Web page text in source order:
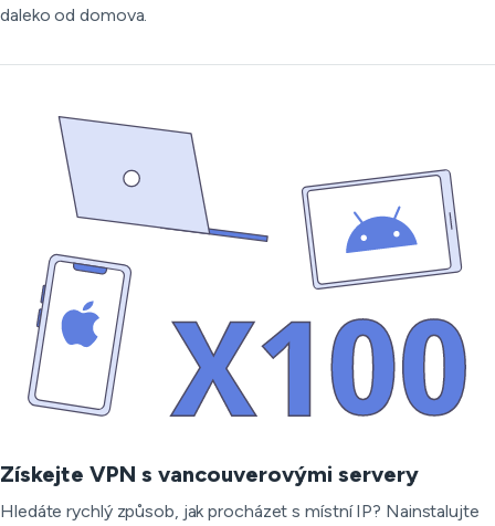
daleko od domova.
Získejte VPN s vancouverovými servery
Hledáte rychlý způsob, jak procházet s místní IP? Nainstalujte